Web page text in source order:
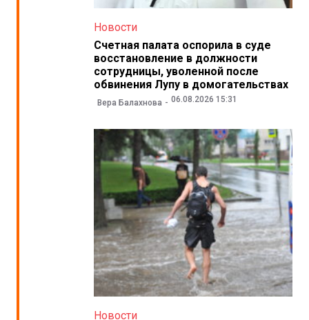
Новости
Счетная палата оспорила в суде
восстановление в должности
сотрудницы, уволенной после
обвинения Лупу в домогательствах
Вера Балахнова 06.08.2026 15:31
Новости